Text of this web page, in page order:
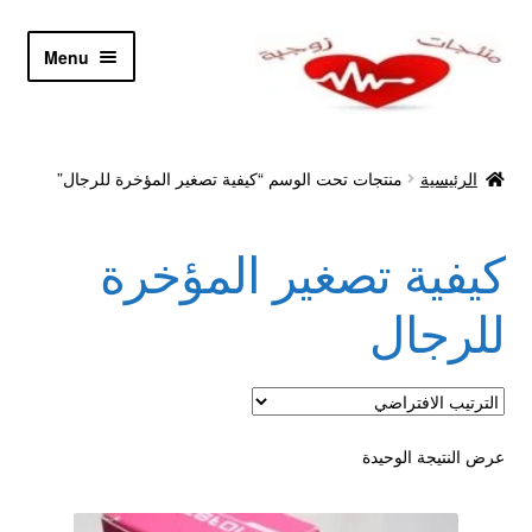
Skip
Skip
Menu
أدوية تكبير و تضخيم العضو
اتصل بنا
اتمام الطلب
ادوية تخسيس
اكسسوارات مثيره
الرئيسية منتجات تحت الوسم “كيفية تصغير المؤخرة للرجال”
كيفية تصغير المؤخرة
للرجال
عرض النتيجة الوحيدة